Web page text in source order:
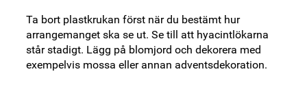
Ta bort plastkrukan först när du bestämt hur
arrangemanget ska se ut. Se till att hyacintlökarna
står stadigt. Lägg på blomjord och dekorera med
exempelvis mossa eller annan adventsdekoration.